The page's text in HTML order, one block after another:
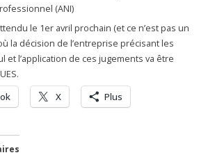
(ANI)
le 1er avril prochain (et ce n’est pas un
la décision de l’entreprise précisant les
et l’application de ces jugements va être
X Plus